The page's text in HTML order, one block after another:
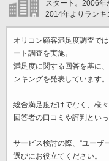
スタート。2006年
2014年よりランキ
オリコン顧客満足度調査で
ート調査を実施。
満足度に関する回答を基に
ンキングを発表しています。
総合満足度だけでなく、様
回答者の口コミや評判とい
サービス検討の際、“ユーザ
選びにお役立てください。